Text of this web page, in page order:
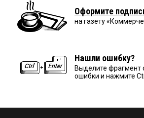
Оформите
на газету
Нашли ошибку?
Выделите фрагмент
ошибки и нажмите